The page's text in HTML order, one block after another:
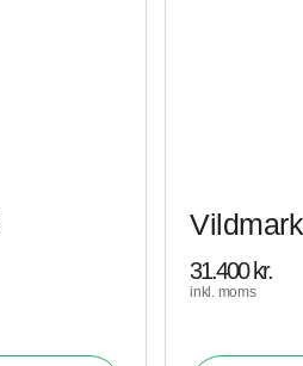
31.400 kr.
inkl. moms